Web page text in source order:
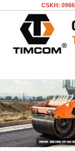
CSKH: